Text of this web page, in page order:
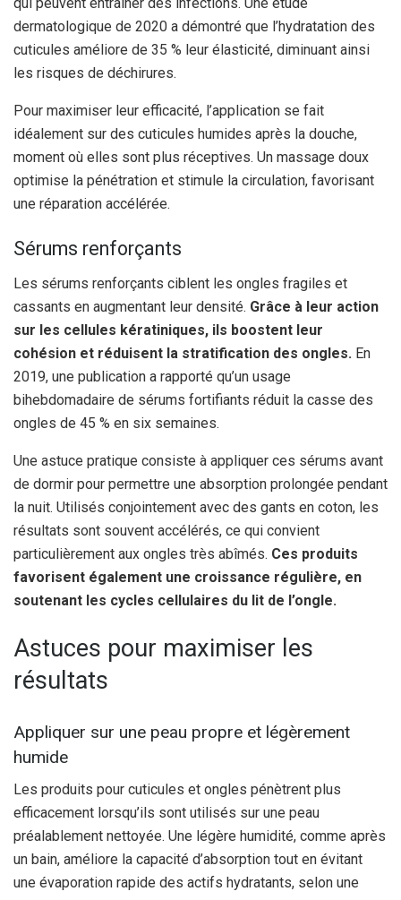
dermatologique de 2020 a démontré que l’hydratation des
cuticules améliore de 35 % leur élasticité, diminuant ainsi
les risques de déchirures.
Pour maximiser leur efficacité, l’application se fait
idéalement sur des cuticules humides après la douche,
moment où elles sont plus réceptives. Un massage doux
optimise la pénétration et stimule la circulation, favorisant
une réparation accélérée.
Sérums renforçants
Les sérums renforçants ciblent les ongles fragiles et
cassants en augmentant leur densité. Grâce à leur action
sur les cellules kératiniques, ils boostent leur
cohésion et réduisent la stratification des ongles. En
2019, une publication a rapporté qu’un usage
bihebdomadaire de sérums fortifiants réduit la casse des
ongles de 45 % en six semaines.
Une astuce pratique consiste à appliquer ces sérums avant
de dormir pour permettre une absorption prolongée pendant
la nuit. Utilisés conjointement avec des gants en coton, les
résultats sont souvent accélérés, ce qui convient
particulièrement aux ongles très abîmés. Ces produits
favorisent également une croissance régulière, en
soutenant les cycles cellulaires du lit de l’ongle.
Astuces pour maximiser les
résultats
Appliquer sur une peau propre et légèrement
humide
Les produits pour cuticules et ongles pénètrent plus
efficacement lorsqu’ils sont utilisés sur une peau
préalablement nettoyée. Une légère humidité, comme après
un bain, améliore la capacité d’absorption tout en évitant
une évaporation rapide des actifs hydratants, selon une